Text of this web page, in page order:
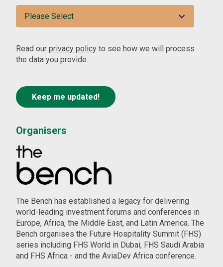
Read our privacy policy to see how we will process
the data you provide.
Organisers
The Bench has established a legacy for delivering
world-leading investment forums and conferences in
Europe, Africa, the Middle East, and Latin America. The
Bench organises the Future Hospitality Summit (FHS)
series including FHS World in Dubai, FHS Saudi Arabia
and FHS Africa - and the AviaDev Africa conference.